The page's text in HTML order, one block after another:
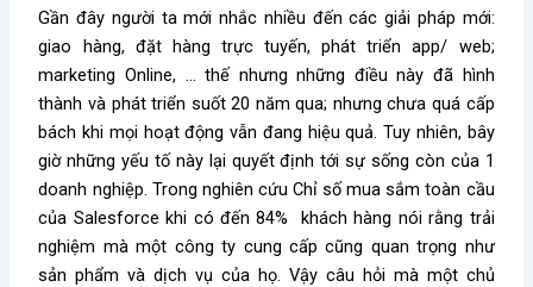
Gần đây người ta mới nhắc nhiều đến các giải pháp mới:
giao hàng, đặt hàng trực tuyến, phát triển app/ web;
marketing Online, … thế nhưng những điều này đã hình
thành và phát triển suốt 20 năm qua; nhưng chưa quá cấp
bách khi mọi hoạt động vẫn đang hiệu quả. Tuy nhiên, bây
giờ những yếu tố này lại quyết định tới sự sống còn của 1
doanh nghiệp. Trong nghiên cứu Chỉ số mua sắm toàn cầu
của Salesforce khi có đến 84% khách hàng nói rằng trải
nghiệm mà một công ty cung cấp cũng quan trọng như
sản phẩm và dịch vụ của họ. Vậy câu hỏi mà một chủ